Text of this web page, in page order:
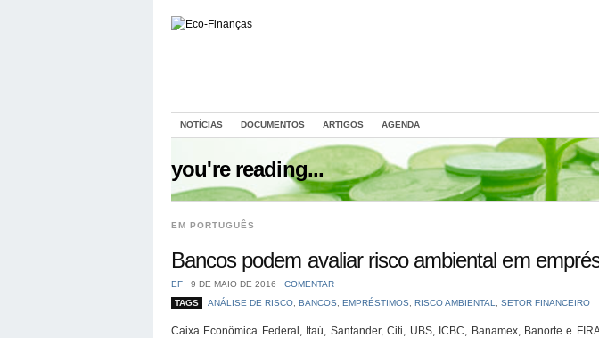
NOTÍCIAS DOCUMENTOS ARTIGOS AGENDA
you're reading...
EM PORTUGUÊS
Bancos podem avaliar risco ambiental em
EF ⋅ 9 DE MAIO DE 2016 ⋅ COMENTAR
TAGS
ANÁLISE DE RISCO, BANCOS EMPRÉSTIMOS RISCO AMBIENTAL SETOR FINANCEIRO
Caixa Econômica Federal, Itaú, Santander, Citi, UBS, ICBC, Banamex, Banorte e